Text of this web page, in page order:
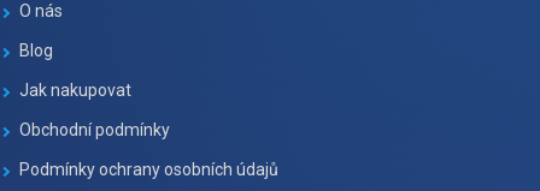
O nás
Blog
Jak nakupovat
Obchodní podmínky
Podmínky ochrany osobních údajů